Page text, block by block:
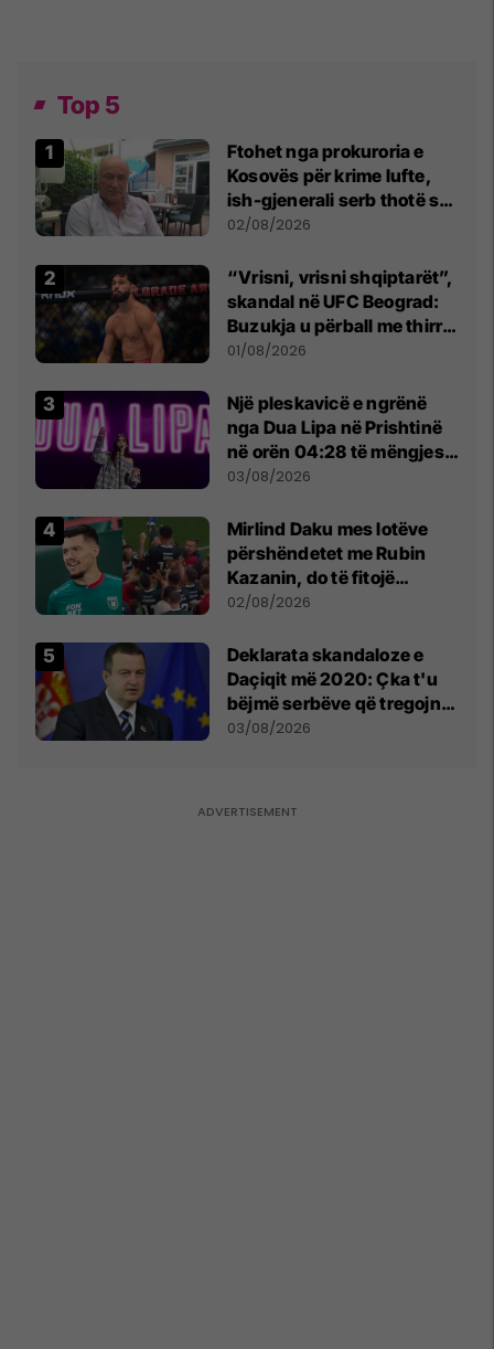
Top 5
Ftohet nga prokuroria e
Kosovës për krime lufte,
ish-gjenerali serb thotë se
dikush e tradhtoi në
02/08/2026
“Vrisni, vrisni shqiptarët”,
skandal në UFC Beograd:
Buzukja u përball me thirrje
anti-shqiptare nga
01/08/2026
Një pleskavicë e ngrënë
nga Dua Lipa në Prishtinë
në orën 04:28 të mëngjesit
- dhe bota digjitale serbe
03/08/2026
Mirlind Daku mes lotëve
përshëndetet me Rubin
Kazanin, do të fitojë
miliona te Spartak Moska
02/08/2026
​Deklarata skandaloze e
Daçiqit më 2020: Çka t'u
bëjmë serbëve që tregojnë
ku janë varrosur shqiptarët
03/08/2026